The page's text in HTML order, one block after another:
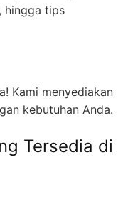
hingga tips
Kami menyediakan
kebutuhan Anda.
Tersedia di